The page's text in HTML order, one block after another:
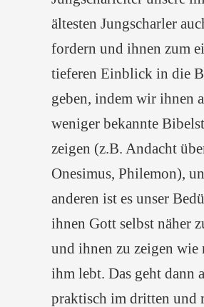
ältesten Jungscharler
fordern und ihnen zum
tieferen Einblick in die
geben, indem wir ihnen
weniger bekannte
zeigen (z.B. Andacht
Onesimus, Philemon),
anderen ist es unser
ihnen Gott selbst näher
und ihnen zu zeigen wie
ihm lebt. Das geht dann
praktisch im dritten und